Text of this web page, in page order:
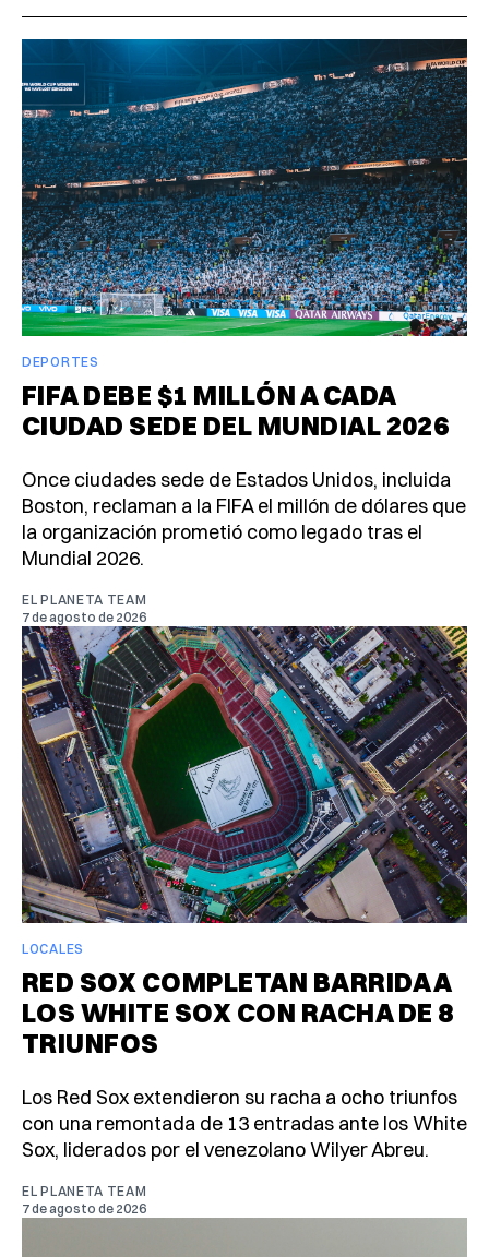
DEPORTES
FIFA DEBE $1 MILLÓN A CADA
CIUDAD SEDE DEL MUNDIAL 2026
Once ciudades sede de Estados Unidos, incluida
Boston, reclaman a la FIFA el millón de dólares que
la organización prometió como legado tras el
Mundial 2026.
EL PLANETA TEAM
7 de agosto de 2026
LOCALES
RED SOX COMPLETAN BARRIDA A
LOS WHITE SOX CON RACHA DE 8
TRIUNFOS
Los Red Sox extendieron su racha a ocho triunfos
con una remontada de 13 entradas ante los White
Sox, liderados por el venezolano Wilyer Abreu.
EL PLANETA TEAM
7 de agosto de 2026